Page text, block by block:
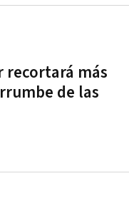
recortará más
de las